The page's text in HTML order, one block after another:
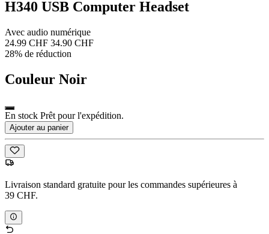
H340 USB Computer Headset
Avec audio numérique
24.99 CHF 34.90 CHF
28% de réduction
Couleur Noir
En stock Prêt pour l'expédition.
Ajouter au panier
Livraison standard gratuite pour les commandes supérieures à
39 CHF.